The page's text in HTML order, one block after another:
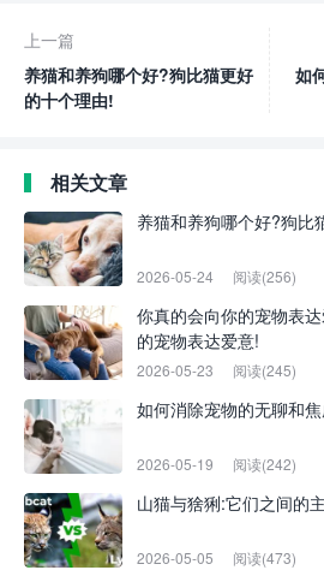
上一篇
养猫和养狗哪个好?狗比猫更好
的十个理由!
如
相关文章
养猫和养狗哪个好?狗比
2026-05-24 阅读(256)
你真的会向你的宠物表
的宠物表达爱意!
2026-05-23 阅读(245)
如何消除宠物的无聊和
2026-05-19 阅读(242)
山猫与猞猁:它们之间的
2026-05-05 阅读(473)